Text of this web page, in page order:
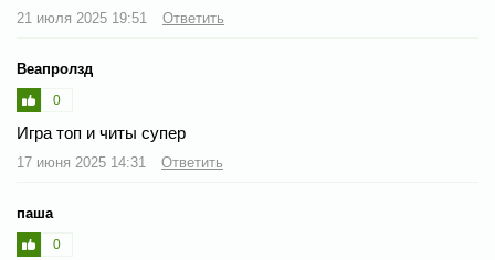
21 июля 2025 19:51 Ответить
Веапролзд
0
Игра топ и читы супер
17 июня 2025 14:31 Ответить
паша
0